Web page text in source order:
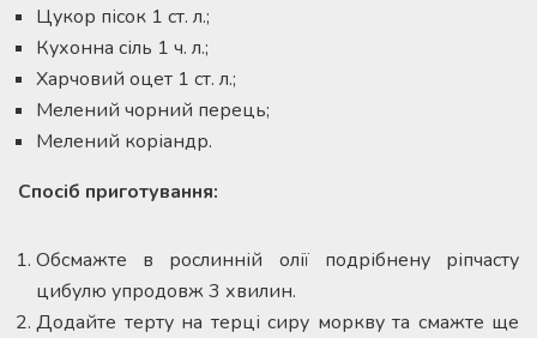
Цукор пісок 1 ст. л.;
Кухонна сіль 1 ч. л.;
Харчовий оцет 1 ст. л.;
Мелений чорний перець;
Мелений коріандр.
Спосіб приготування:
Обсмажте в рослинній олії подрібнену ріпчасту
цибулю упродовж 3 хвилин.
Додайте терту на терці сиру моркву та смажте ще